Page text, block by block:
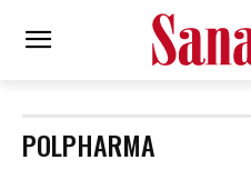
POLPHARMA